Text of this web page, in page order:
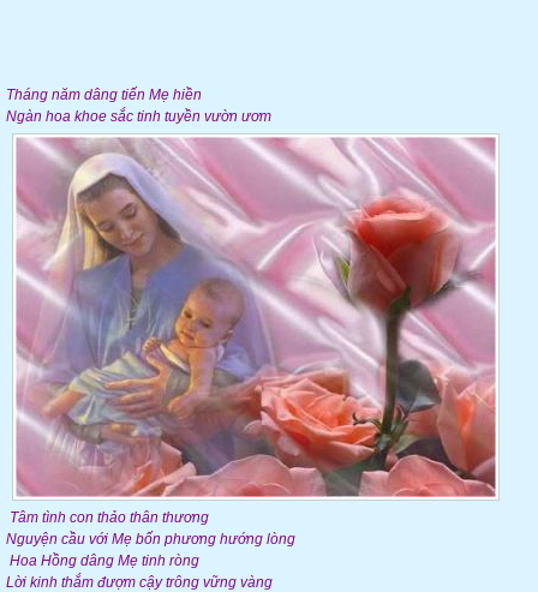
Tháng năm dâng tiến Mẹ hiền
Ngàn hoa khoe sắc tinh tuyền vườn ươm
Tâm tình con thảo thân thương
Nguyện cầu với Mẹ bốn phương hướng lòng
Hoa Hồng dâng Mẹ tinh ròng
Lời kinh thắm đượm cậy trông vững vàng